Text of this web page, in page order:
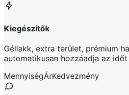
Kiegészítők
Géllakk, extra terület, prémium
automatikusan hozzáadja az
MennyiségÁrKedvezmény